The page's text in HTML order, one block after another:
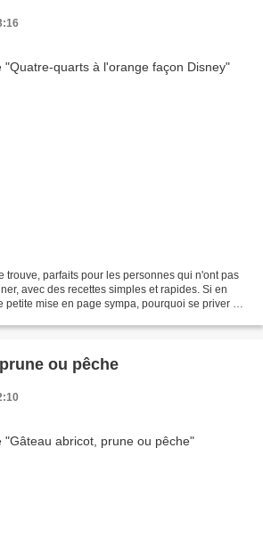
trouve, parfaits pour les personnes qui n'ont pas
avec des recettes simples et rapides. Si en
petite mise en page sympa, pourquoi se priver ?
ou pêche